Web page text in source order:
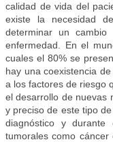
calidad de vida del
existe la necesidad
determinar un
enfermedad. En el
cuales el 80% se
hay una coexistencia
a los factores de riesgo
el desarrollo de nuevas
y preciso de este tipo
diagnóstico y durante
tumorales como